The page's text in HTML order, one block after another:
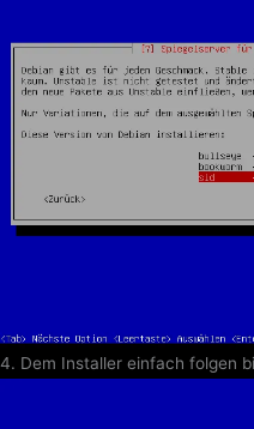
4. Dem Installer einfach folgen